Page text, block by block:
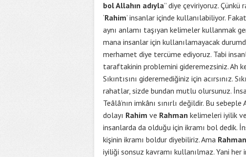
bol Allahın adıyla” diye çeviriyoruz. Çünkü
‘Rahim’ insanlar içinde kullanılabiliyor. Fakat
aynı anlamı taşıyan kelimeler kullanmak
mana insanlar için kullanılamayacak
merhamet diye tercüme ediyoruz. Tabi
taraftakinin problemini gideremezsiniz. Ah
Sıkıntısını gideremediğiniz için acırsınız.
rahatlar, sizde bundan mutlu olursunuz.
Teâlâ’nın imkânı sınırlı değildir. Bu
dolayı Rahim ve Rahman kelimeleri iyilik
insanlarda da olduğu için ikramı bol dedik.
kişinin ikramı boldur diyebiliriz. Ama Rahman
iyiliği sonsuz kavramı kullanılmaz. Yani her